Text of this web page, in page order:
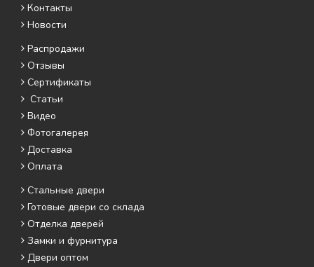
Контакты
Новости
Распродажи
Отзывы
Сертификаты
Статьи
Видео
Фотогалерея
Доставка
Оплата
Стальные двери
Готовые двери со склада
Отделка дверей
Замки и фурнитура
Двери оптом